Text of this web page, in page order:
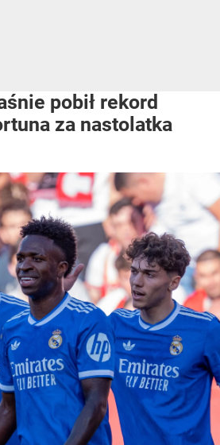
pobił rekord
za nastolatka